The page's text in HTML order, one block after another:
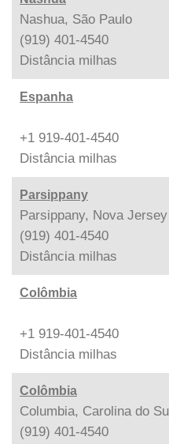
Nashua, São Paulo
(919) 401-4540
Distância milhas
Espanha
+1 919-401-4540
Distância milhas
Parsippany
Parsippany, Nova Jersey
(919) 401-4540
Distância milhas
Colômbia
+1 919-401-4540
Distância milhas
Colômbia
Columbia, Carolina do
(919) 401-4540